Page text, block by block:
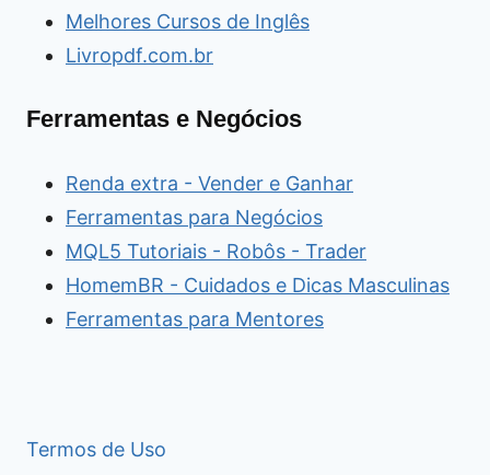
Melhores Cursos de Inglês
Livropdf.com.br
Ferramentas e Negócios
Renda extra - Vender e Ganhar
Ferramentas para Negócios
MQL5 Tutoriais - Robôs - Trader
HomemBR - Cuidados e Dicas Masculinas
Ferramentas para Mentores
Termos de Uso